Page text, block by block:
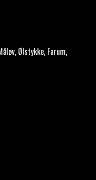
Ølstykke, Farum,